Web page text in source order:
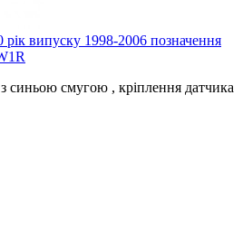
випуску 1998-2006 позначення
синьою смугою , кріплення датчика